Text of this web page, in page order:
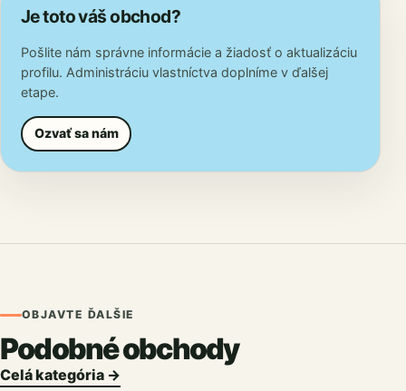
Je toto váš obchod?
Pošlite nám správne informácie a žiadosť o aktualizáciu
profilu. Administráciu vlastníctva doplníme v ďalšej
etape.
Ozvať sa nám
OBJAVTE ĎALŠIE
Podobné obchody
Celá kategória →